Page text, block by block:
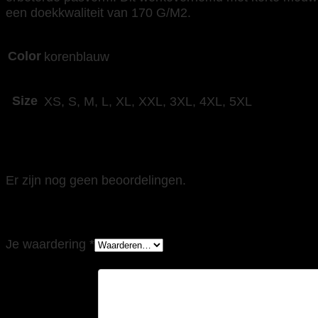
een doekkwaliteit van 170 G/M2.
Color korenblauw
Size XS, S, M, L, XL, XXL, 3XL, 4XL, 5XL
Er zijn nog geen beoordelingen.
Je waardering *